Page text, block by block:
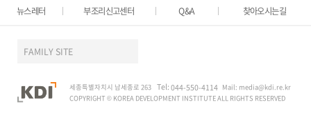
뉴스레터 부조리신고센터 Q&A 찾아오시는길
세종특별자치시 남세종로 263 Tel: 044-550-4114 Mail: media@kdi.re.kr
COPYRIGHT © KOREA DEVELOPMENT INSTITUTE ALL RIGHTS RESERVED
FAMILY SITE